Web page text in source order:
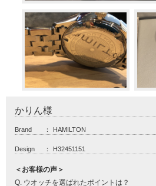
かりん様
Brand ： HAMILTON
Design ： H32451151
＜お客様の声＞
Q. ウオッチを選ばれたポイントは？